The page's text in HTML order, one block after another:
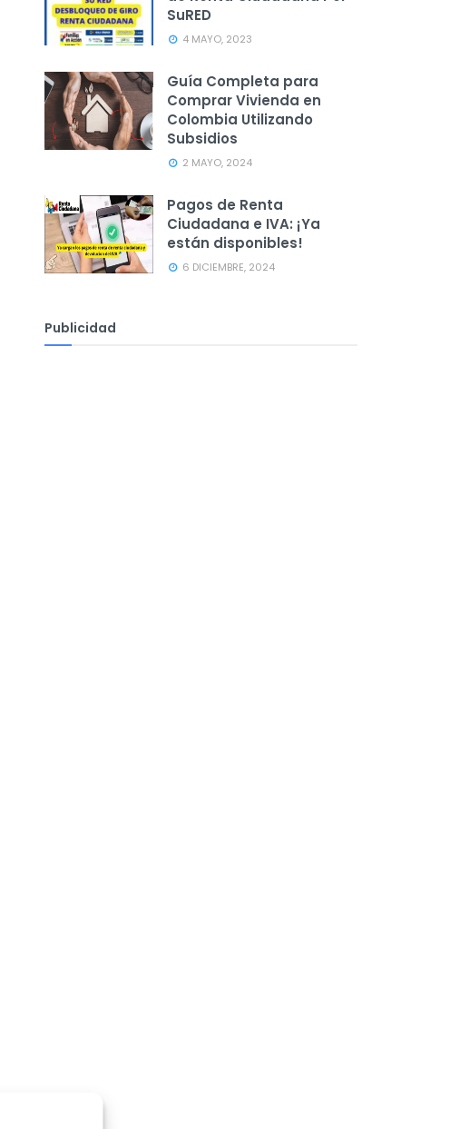
SuRED
4 MAYO, 2023
Guía Completa para
Comprar Vivienda en
Colombia Utilizando
Subsidios
2 MAYO, 2024
Pagos de Renta
Ciudadana e IVA: ¡Ya
están disponibles!
6 DICIEMBRE, 2024
Publicidad